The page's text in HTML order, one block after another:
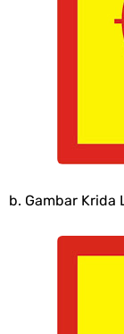
b. Gambar Krida